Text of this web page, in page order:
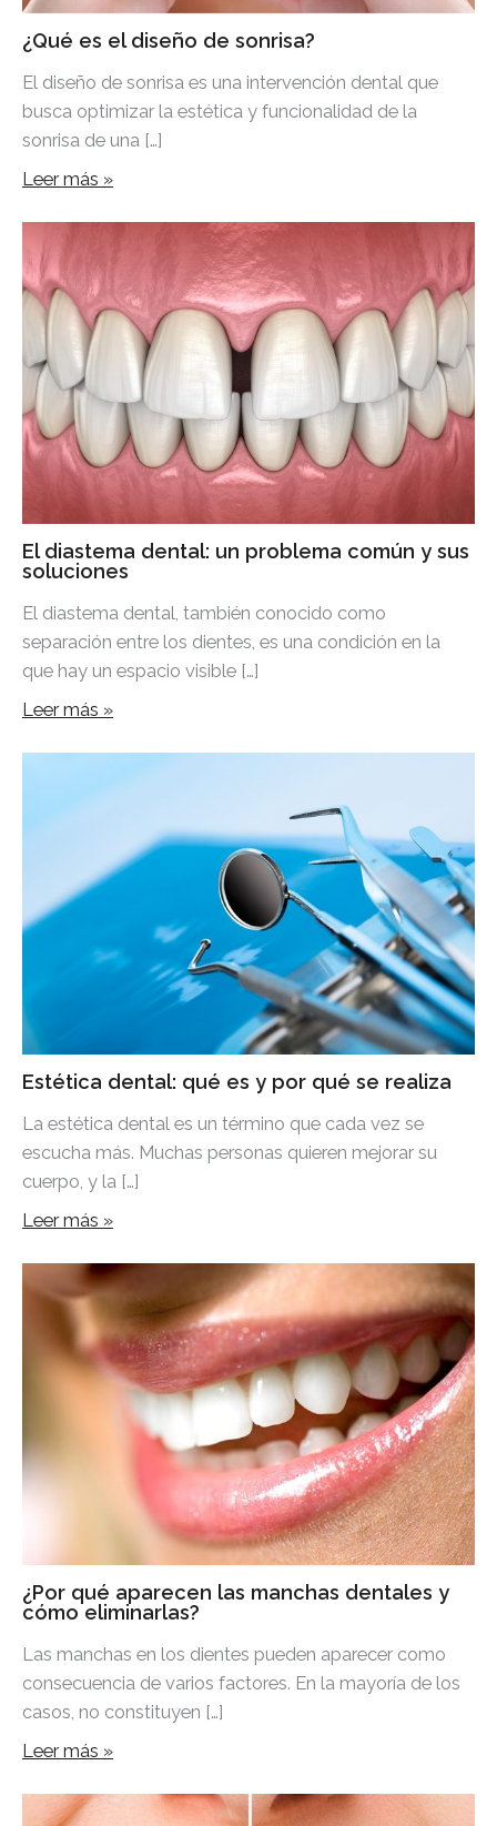
¿Qué es el diseño de sonrisa?
El diseño de sonrisa es una intervención dental que
busca optimizar la estética y funcionalidad de la
sonrisa de una […]
Leer más »
El diastema dental: un problema común y sus
soluciones
El diastema dental, también conocido como
separación entre los dientes, es una condición en la
que hay un espacio visible […]
Leer más »
Estética dental: qué es y por qué se realiza
La estética dental es un término que cada vez se
escucha más. Muchas personas quieren mejorar su
cuerpo, y la […]
Leer más »
¿Por qué aparecen las manchas dentales y
cómo eliminarlas?
Las manchas en los dientes pueden aparecer como
consecuencia de varios factores. En la mayoría de los
casos, no constituyen […]
Leer más »